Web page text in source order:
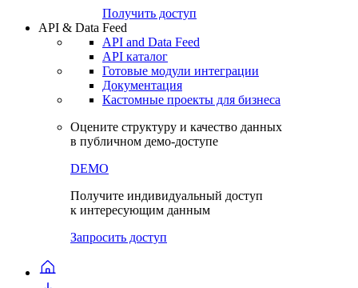
Получить доступ
API & Data Feed
API and Data Feed
API каталог
Готовые модули интеграции
Документация
Кастомные проекты для бизнеса
Оцените структуру и качество данных
в публичном демо-доступе
DEMO
Получите индивидуальный доступ
к интересующим данным
Запросить доступ